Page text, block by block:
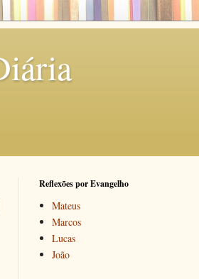
Reflexões por Evangelho
Mateus
Marcos
Lucas
João